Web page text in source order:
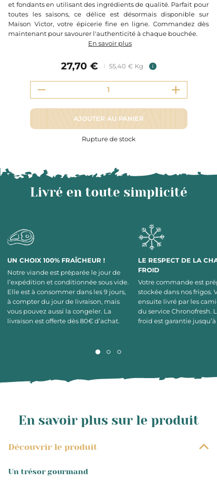
et fondants en utilisant des ingrédients de qualité. Parfait pour
toutes les saisons, ce délice est désormais disponible sur
Maison Victor, votre épicerie fine en ligne. Commandez dès
maintenant pour savourer l'authenticité à chaque bouchée.
En savoir plus
27,70 € 55,40 € Kg i
AJOUTER AU PANIER
Rupture de stock
Livré en toute simplicité
UN CHOIX 100% FRAÎCHEUR !
Notre viande est préparée le jour de
l’expédition et conditionnée sous vide.
Elle est à consommer dans les 9 jours,
à compter du jour de livraison, mais
vous pouvez aussi la congeler. La
livraison est offerte dès 80€ d’achat.
LE RESPECT DE LA
FROID
Votre commande est
stockée dans nos frigos.
ensuite livré par les
du service Chronofresh.
froid est garantie
En savoir plus sur le produit
Découvrir le produit
Un trésor gourmand